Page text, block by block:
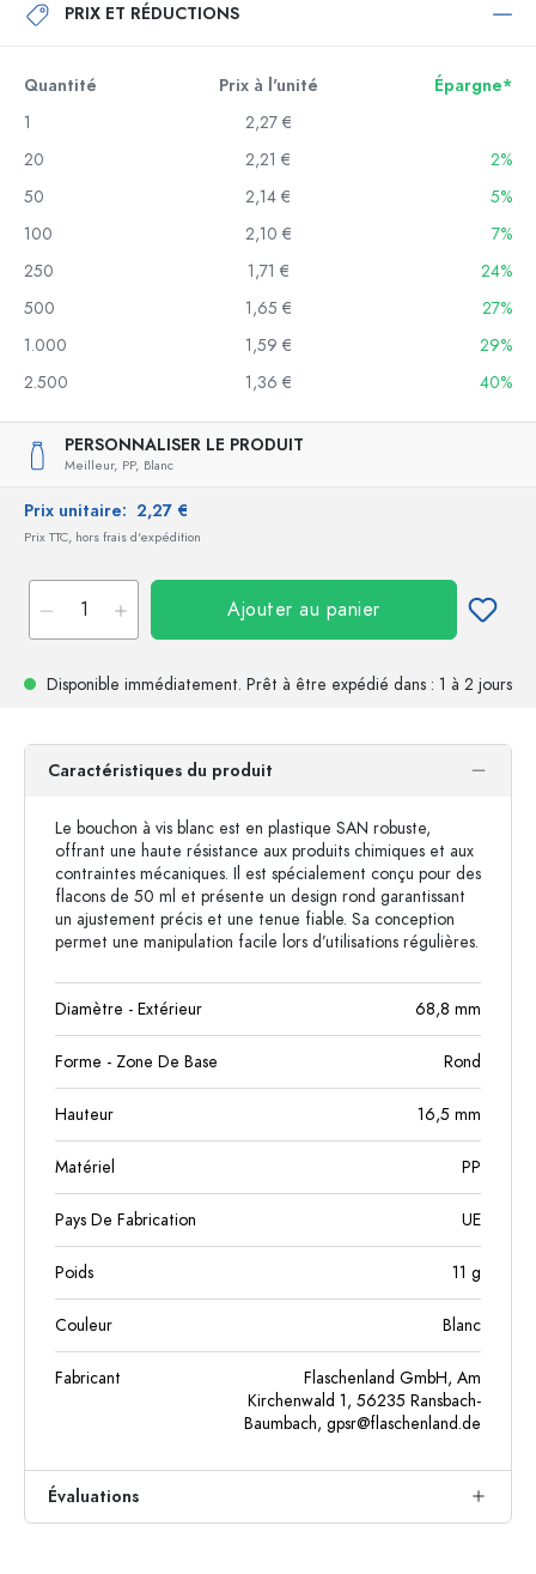
PRIX ET RÉDUCTIONS
Quantité Prix à l'unité
Épargne*
1
2,27 €
20
2,21 €
2%
50
2,14 €
5%
100
2,10 €
7%
250
1,71 €
24%
500
1,65 €
27%
1.000
1,59 €
29%
2.500
1,36 € 40%
PERSONNALISER LE PRODUIT
Meilleur, PP, Blanc
Prix unitaire: 2,27 €
Prix TTC, hors frais d'expédition
Ajouter au panier
Disponible immédiatement. Prêt à être expédié dans : 1 à 2 jours
Caractéristiques du produit
Le bouchon à vis blanc est en plastique SAN robuste,
offrant une haute résistance aux produits chimiques et aux
contraintes mécaniques. Il est spécialement conçu pour des
flacons de 50 ml et présente un design rond garantissant
un ajustement précis et une tenue fiable. Sa conception
permet une manipulation facile lors d’utilisations régulières.
Diamètre - Extérieur 68,8 mm
Forme - Zone De Base Rond
Hauteur 16,5 mm
Matériel PP
Pays De Fabrication UE
Poids 11 g
Couleur Blanc
Fabricant
Flaschenland GmbH, Am
Kirchenwald 1, 56235 Ransbach-
Baumbach, gpsr@flaschenland.de
Évaluations